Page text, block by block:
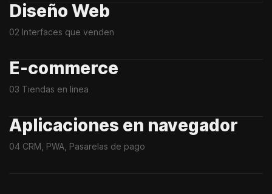
Diseño Web
02 Interfaces que venden
E-commerce
03 Tiendas en linea
Aplicaciones en navegador
04 CRM, PWA, Pasarelas de pago